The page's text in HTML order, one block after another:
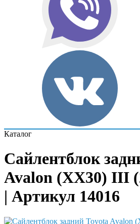
Каталог
Сайлентблок
Avalon (XX30) III
| Артикул 14016